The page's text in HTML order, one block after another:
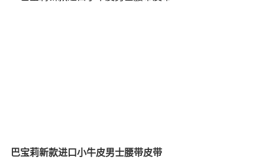
巴宝莉新款进口小牛皮男士腰带皮带